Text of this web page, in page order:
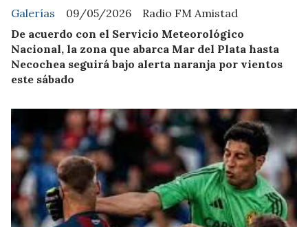
Radio FM Amistad
Galerías
09/05/2026
De acuerdo con el Servicio Meteorológico
Nacional, la zona que abarca Mar del Plata hasta
Necochea seguirá bajo alerta naranja por vientos
este sábado